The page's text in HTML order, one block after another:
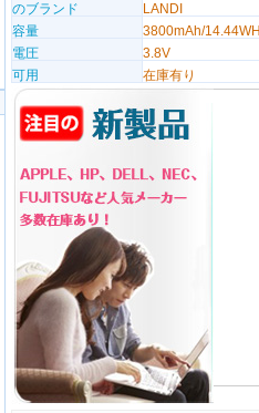
のブランド
LANDI
容量
3800mAh/14.44WH
電圧
3.8V
可用
在庫有り